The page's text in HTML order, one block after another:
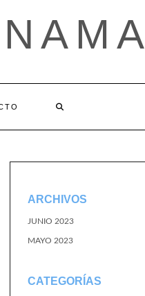
ARCHIVOS
JUNIO 2023
MAYO 2023
CATEGORÍAS